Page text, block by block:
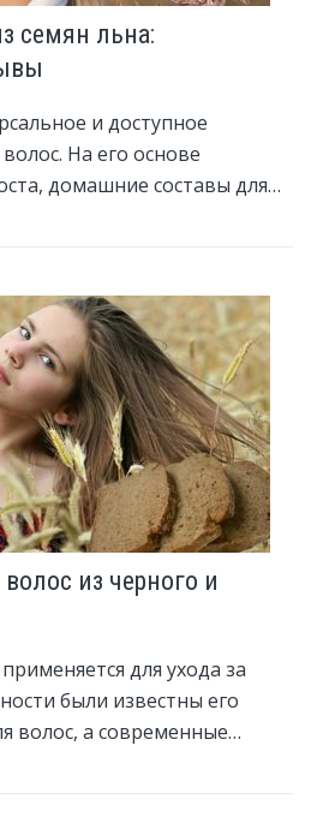
семян льна:
и доступное
На его основе
домашние составы для…
из черного и
для ухода за
были известны его
волос, а современные…